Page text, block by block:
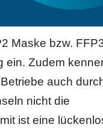
Maske bzw.
ein. Zudem
auch
nicht die
ist eine